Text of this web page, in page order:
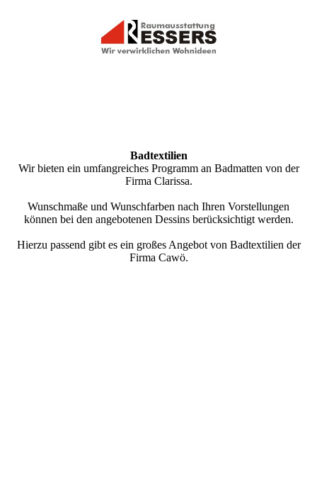
Bad­textilien
Wir bieten ein umfangreiches Programm an Badmatten von der
Firma Clarissa.
Wunschmaße und Wunschfarben nach Ihren Vorstellungen
können bei den angebotenen Dessins berücksichtigt werden.
Hierzu passend gibt es ein großes Angebot von Badtextilien der
Firma Cawö.